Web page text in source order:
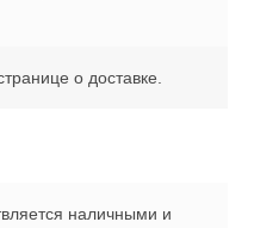
о доставке.
наличными и